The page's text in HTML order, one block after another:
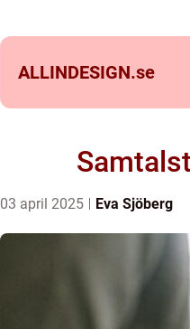
ALLINDESIGN.se
03 april 2025 Eva Sjöberg